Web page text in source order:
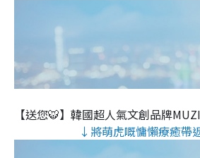
【送您🐯】韓國超人氣文創品牌
↓將萌虎嘅慵懶療癒帶